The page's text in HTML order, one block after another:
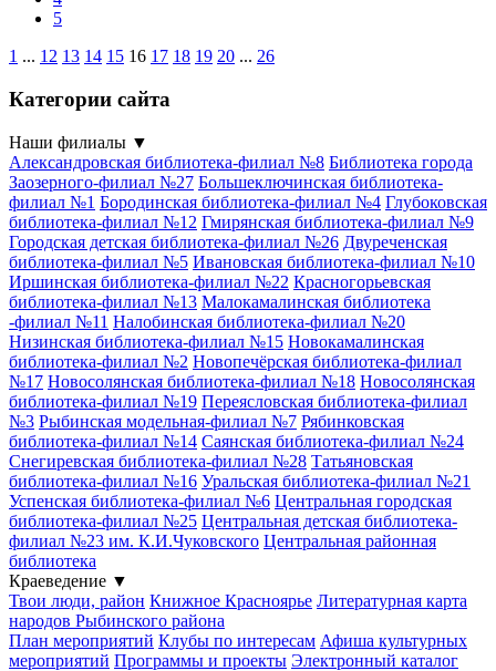
5
1 ... 12 13 14 15 16 17 18 19 20 ... 26
Категории сайта
Наши филиалы ▼
Александровская библиотека-филиал №8 Библиотека города
Заозерного-филиал №27 Большеключинская библиотека-
филиал №1 Бородинская библиотека-филиал №4 Глубоковская
библиотека-филиал №12 Гмирянская библиотека-филиал №9
Городская детская библиотека-филиал №26 Двуреченская
библиотека-филиал №5 Ивановская библиотека-филиал №10
Иршинская библиотека-филиал №22 Красногорьевская
библиотека-филиал №13 Малокамалинская библиотека
-филиал №11 Налобинская библиотека-филиал №20
Низинская библиотека-филиал №15 Новокамалинская
библиотека-филиал №2 Новопечёрская библиотека-филиал
№17 Новосолянская библиотека-филиал №18 Новосолянская
библиотека-филиал №19 Переясловская библиотека-филиал
№3 Рыбинская модельная-филиал №7 Рябинковская
библиотека-филиал №14 Саянская библиотека-филиал №24
Снегиревская библиотека-филиал №28 Татьяновская
библиотека-филиал №16 Уральская библиотека-филиал №21
Успенская библиотека-филиал №6 Центральная городская
библиотека-филиал №25 Центральная детская библиотека-
филиал №23 им. К.И.Чуковского Центральная районная
библиотека
Краеведение ▼
Твои люди, район Книжное Красноярье Литературная карта
народов Рыбинского района
План мероприятий Клубы по интересам Афиша культурных
мероприятий Программы и проекты Электронный каталог